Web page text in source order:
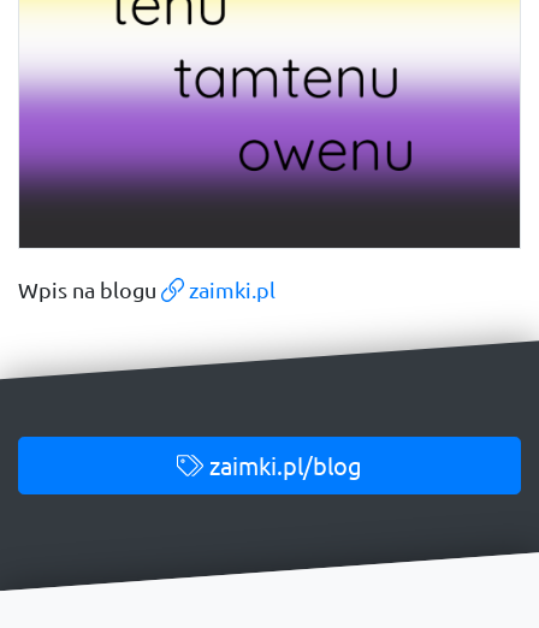
Wpis na blogu zaimki.pl
zaimki.pl/blog